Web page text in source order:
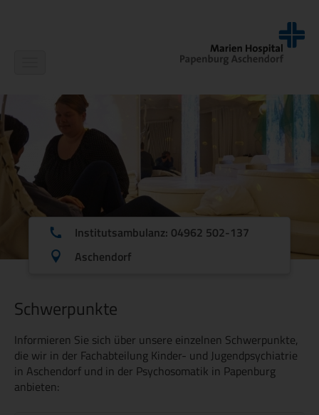
Institutsambulanz: 04962 502-137
Aschendorf
Schwerpunkte
Informieren Sie sich über unsere einzelnen Schwerpunkte,
die wir in der Fachabteilung Kinder- und Jugendpsychiatrie
in Aschendorf und in der Psychosomatik in Papenburg
anbieten: